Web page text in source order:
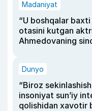
Madaniyat
“U boshqalar
otasini kutgan
Ahmedovaning
Dunyo
“Biroz
insoniyat sun’iy
qolishidan xavotir